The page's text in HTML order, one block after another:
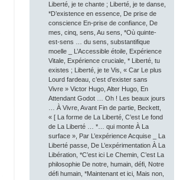
Liberté, je te chante ; Liberté, je te danse,
*D’existence en essence, De prise de
conscience En-prise de confiance, De
mes, cinq, sens, Au sens, *Où quinte-
est-sens … du sens, substantifique
moelle _ L’Accessible étoile, Expérience
Vitale, Expérience cruciale, * Liberté, tu
existes ; Liberté, je te Vis, « Car Le plus
Lourd fardeau, c’est d’exister sans
Vivre » Victor Hugo, Alter Hugo, En
Attendant Godot … Oh ! Les beaux jours
… À Vivre, Avant Fin de partie, Beckett,
« [ La forme de La Liberté, C’est Le fond
de La Liberté … *… qui monte À La
surface », Par L’expérience Acquise _ La
Liberté passe, De L’expérimentation À La
Libération, *C’est ici Le Chemin, C’est La
philosophie De notre, humain, défi, Notre
défi humain, *Maintenant et ici, Mais non,